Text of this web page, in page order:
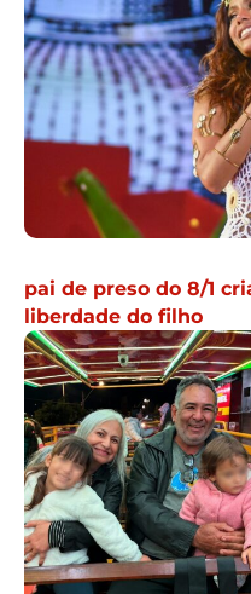
pai de preso do 8/1
liberdade do filho